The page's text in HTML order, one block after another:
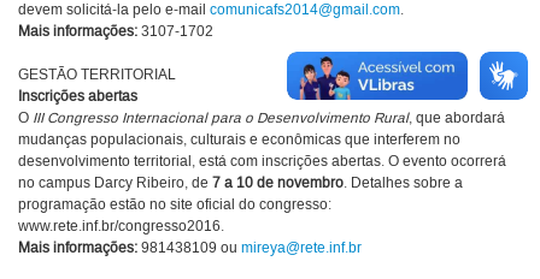
devem solicitá-la pelo e-mail comunicafs2014@gmail.com.
Mais informações: 3107-1702
GESTÃO TERRITORIAL
Inscrições abertas
O III Congresso Internacional para o Desenvolvimento Rural, que abordará
mudanças populacionais, culturais e econômicas que interferem no
desenvolvimento territorial, está com inscrições abertas. O evento ocorrerá
no campus Darcy Ribeiro, de 7 a 10 de novembro. Detalhes sobre a
programação estão no site oficial do congresso:
www.rete.inf.br/congresso2016.
Mais informações: 981438109 ou mireya@rete.inf.br